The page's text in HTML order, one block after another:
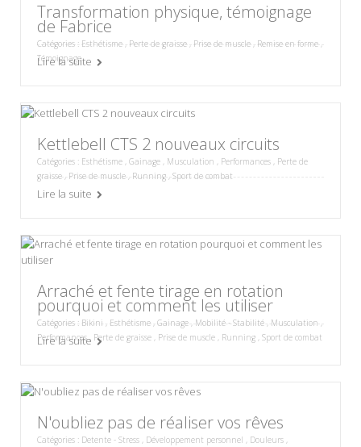
Transformation physique, témoignage
de Fabrice
Catégories : Esthétisme, Perte de graisse , Prise de muscle, Remise en forme,
Témoignage
Lire la suite
Kettlebell CTS 2 nouveaux circuits
Catégories : Esthétisme Gainage Musculation Performances
Perte de
graisse, Prise de muscle,Running,Sport de combat
Lire la suite
Arraché et fente tirage en rotation
pourquoi et comment les utiliser
Catégories : Bikini , Esthétisme,Gainage,Mobilité - Stabilité,Musculation,
Performances, Perte de graisse Prise de muscle Running Sport de combat
Lire la suite
N'oubliez pas de réaliser vos rêves
Catégories : Detente - Stress Développement personnel Douleurs